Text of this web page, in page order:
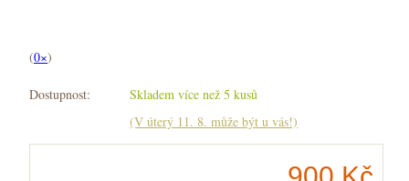
(0×)
Dostupnost:
Skladem více než 5 kusů
(V úterý 11. 8. může být u vás!)